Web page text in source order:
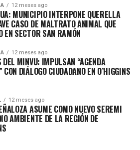
12 meses ago
MUNICIPIO INTERPONE QUERELLA
CASO DE MALTRATO ANIMAL QUE
EN SECTOR SAN RAMÓN
12 meses ago
DEL MINVU: IMPULSAN “AGENDA
CON DIÁLOGO CIUDADANO EN O’HIGGINS
12 meses ago
ASUME COMO NUEVO SEREMI
AMBIENTE DE LA REGIÓN DE